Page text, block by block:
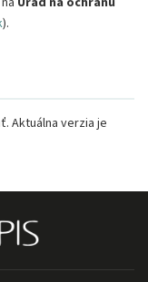
).
Aktuálna verzia je